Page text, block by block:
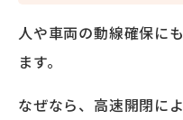
人や車両の動線確保に
ます。
なぜなら、高速開閉に